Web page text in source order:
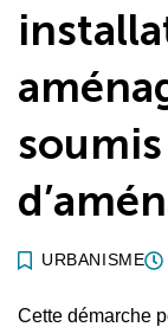
URBANISME
Cette démarche